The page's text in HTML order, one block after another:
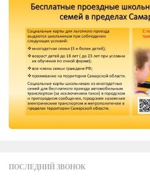
ПОСЛЕДНИЙ ЗВОНОК